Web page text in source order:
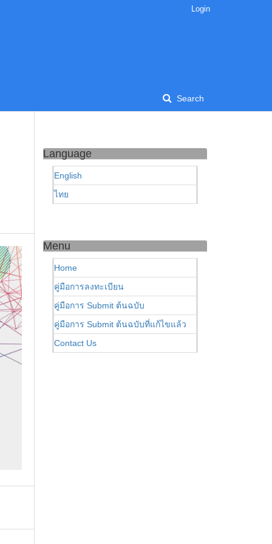
Search
Login
Language
English
ไทย
Menu
Home
คู่มือการลงทะเบียน
คู่มือการ Submit ต้นฉบับ
คู่มือการ Submit ต้นฉบับที่แก้ไขแล้ว
Contact Us